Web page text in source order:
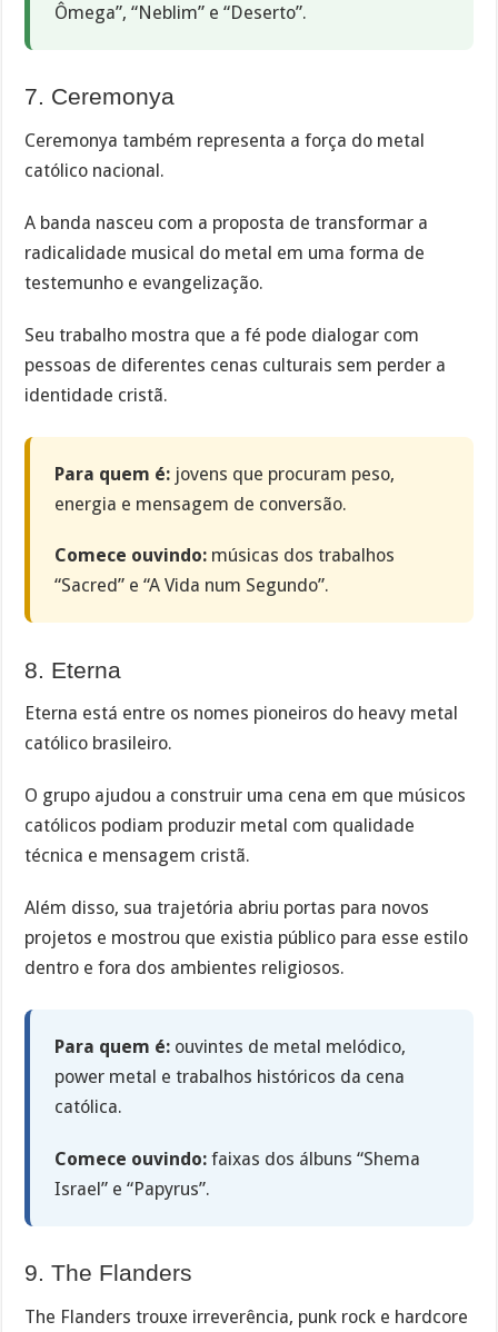
Ômega”, “Neblim” e “Deserto”.
7. Ceremonya
Ceremonya também representa a força do metal
católico nacional.
A banda nasceu com a proposta de transformar a
radicalidade musical do metal em uma forma de
testemunho e evangelização.
Seu trabalho mostra que a fé pode dialogar com
pessoas de diferentes cenas culturais sem perder a
identidade cristã.
Para quem é: jovens que procuram peso,
energia e mensagem de conversão.
Comece ouvindo: músicas dos trabalhos
“Sacred” e “A Vida num Segundo”.
8. Eterna
Eterna está entre os nomes pioneiros do heavy metal
católico brasileiro.
O grupo ajudou a construir uma cena em que músicos
católicos podiam produzir metal com qualidade
técnica e mensagem cristã.
Além disso, sua trajetória abriu portas para novos
projetos e mostrou que existia público para esse estilo
dentro e fora dos ambientes religiosos.
Para quem é: ouvintes de metal melódico,
power metal e trabalhos históricos da cena
católica.
Comece ouvindo: faixas dos álbuns “Shema
Israel” e “Papyrus”.
9. The Flanders
The Flanders trouxe irreverência, punk rock e hardcore